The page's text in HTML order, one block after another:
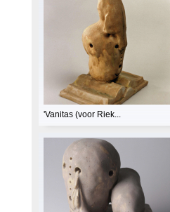
'Vanitas (voor Riek...